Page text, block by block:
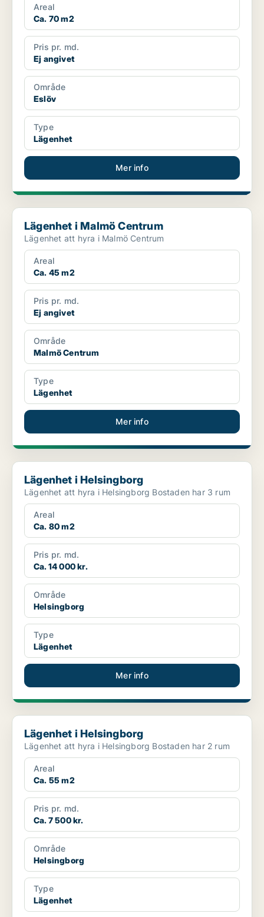
Areal
Ca. 70 m2
Pris pr. md.
Ej angivet
Område
Eslöv
Type
Lägenhet
Mer info
Lägenhet i Malmö Centrum
Lägenhet i Malmö Centrum
Lägenhet att hyra i Malmö Centrum
Areal
Ca. 45 m2
Pris pr. md.
Ej angivet
Område
Malmö Centrum
Type
Lägenhet
Mer info
Lägenhet i Helsingborg
Lägenhet i Helsingborg
Lägenhet att hyra i Helsingborg Bostaden har 3 rum
Areal
Ca. 80 m2
Pris pr. md.
Ca. 14 000 kr.
Område
Helsingborg
Type
Lägenhet
Mer info
Lägenhet i Helsingborg
Lägenhet i Helsingborg
Lägenhet att hyra i Helsingborg Bostaden har 2 rum
Areal
Ca. 55 m2
Pris pr. md.
Ca. 7 500 kr.
Område
Helsingborg
Type
Lägenhet